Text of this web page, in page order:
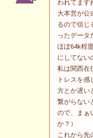
われてます
大本営が公
るので信じ
ったデータ
ほぼ64k程
にしてない
私は関西在
トレスを
方とか遅い
繋がらない
ので、まぁ
か？）
これから先